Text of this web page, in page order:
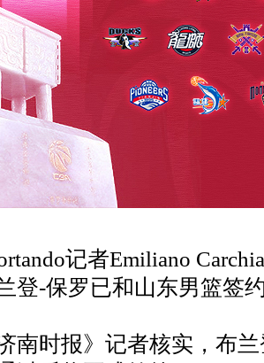
记者Emiliano
登-保罗已和山东男篮签
时报》记者核实，布兰